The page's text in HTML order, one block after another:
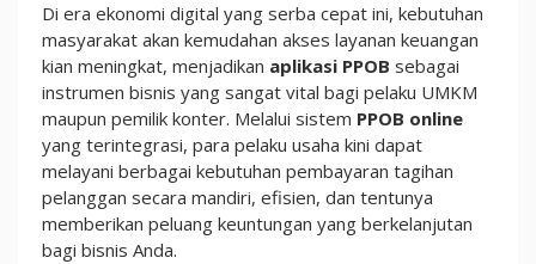
Di era ekonomi digital yang serba cepat ini, kebutuhan
masyarakat akan kemudahan akses layanan keuangan
kian meningkat, menjadikan aplikasi PPOB sebagai
instrumen bisnis yang sangat vital bagi pelaku UMKM
maupun pemilik konter. Melalui sistem PPOB online
yang terintegrasi, para pelaku usaha kini dapat
melayani berbagai kebutuhan pembayaran tagihan
pelanggan secara mandiri, efisien, dan tentunya
memberikan peluang keuntungan yang berkelanjutan
bagi bisnis Anda.